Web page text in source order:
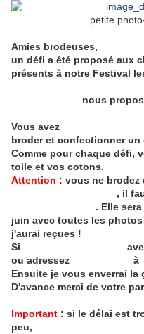
petite
Amies brodeuses,
un défi a été proposé aux
présents à notre Festival
nous
Vous avez
broder et confectionner
Comme pour chaque défi,
toile et vos cotons.
Attention : vous ne brodez
, il
. Elle
juin avec toutes les
j'aurai reçues !
Si
ou adressez
à
Ensuite je vous enverrai
D'avance merci de votre
Important : si le délai est
peu,